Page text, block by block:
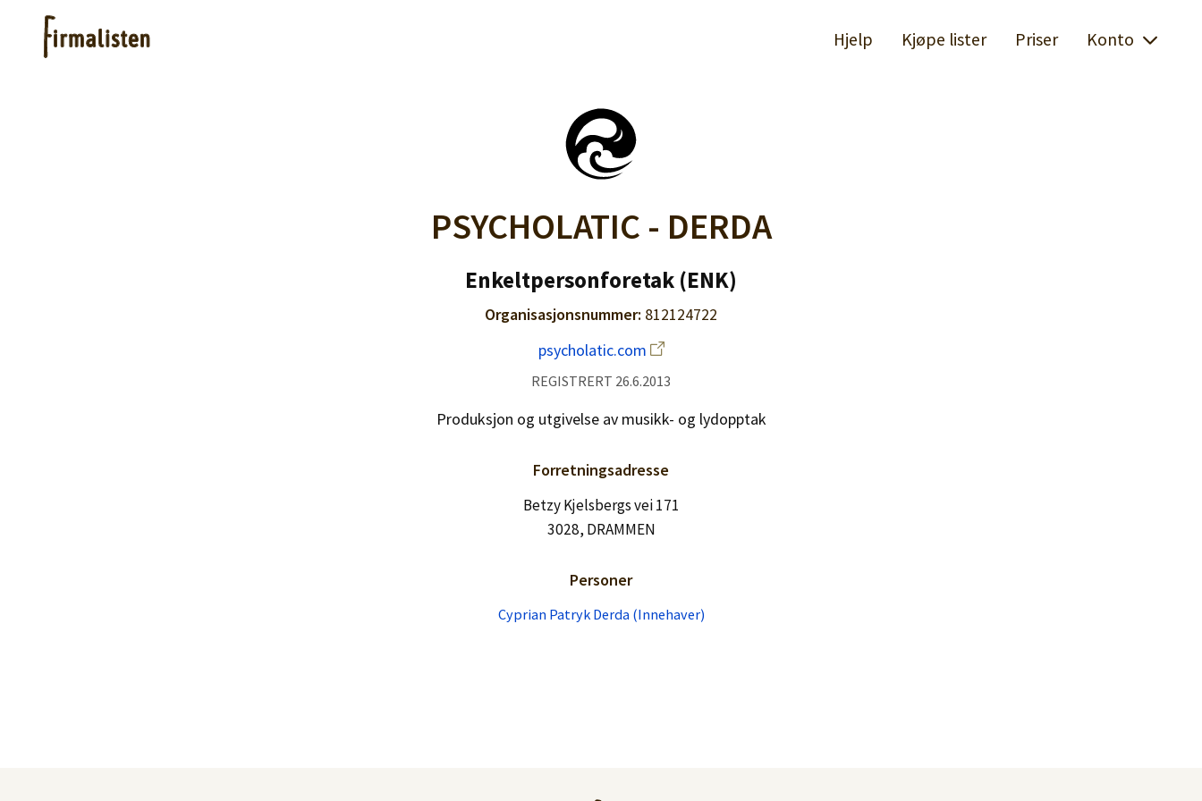
Hjelp Kjøpe lister Priser Konto
PSYCHOLATIC - DERDA
Enkeltpersonforetak (ENK)
Organisasjonsnummer: 812124722
psycholatic.com
REGISTRERT 26.6.2013
Produksjon og utgivelse av musikk- og lydopptak
Forretningsadresse
Betzy Kjelsbergs vei 171
3028, DRAMMEN
Personer
Cyprian Patryk Derda (Innehaver)